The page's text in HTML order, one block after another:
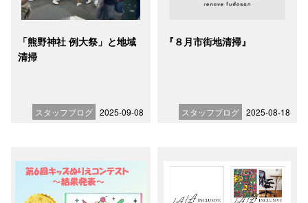
「熊野神社 例大祭」と地域
清掃
スタッフブログ 2025-09-08
『８月市街地清掃』
スタッフブログ 2025-08-18